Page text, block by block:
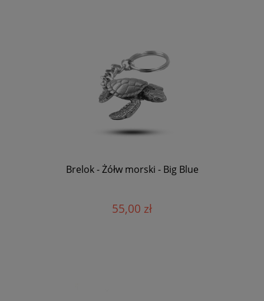
Brelok - Żółw morski - Big Blue
55,00 zł